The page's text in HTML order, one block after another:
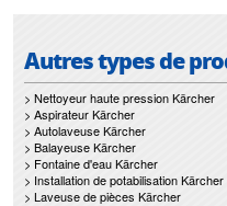
Autres types de
> Nettoyeur haute pression Kärcher
> Aspirateur Kärcher
> Autolaveuse Kärcher
> Balayeuse Kärcher
> Fontaine d'eau Kärcher
> Installation de potabilisation Kärcher
> Laveuse de pièces Kärcher